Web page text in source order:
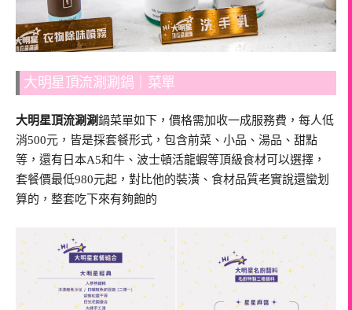
大明星頂流涮涮鍋｜菜單
大明星頂流涮涮鍋菜單如下，價格需加收一成服務費，每人低
消500元，皆是採套餐形式，包含前菜、小品、湯品、甜點
等，還有日本A5和牛、波士頓活龍蝦等頂級食材可以選擇，
套餐價最低980元起，對比他的裝潢、食材品質老實說還蠻划
算的，整套吃下來有夠飽的